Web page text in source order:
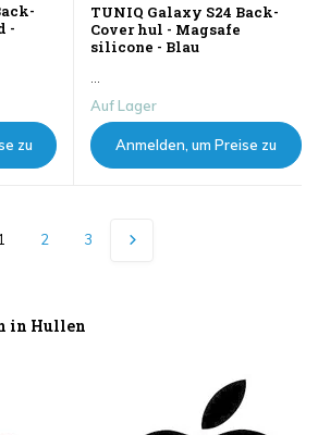
-
zu
TUNIQ Galaxy S24 Back-
Cover hul - Magsafe
silicone - Blau
Auf Lager
Anmelden, um Preise zu
2 3
in Hullen